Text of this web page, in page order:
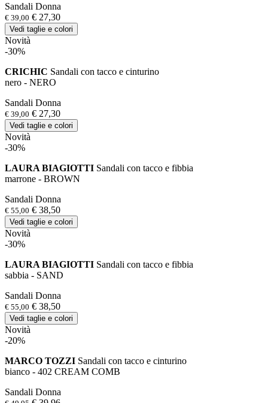
Sandali Donna
€ 39,00 € 27,30
Vedi taglie e colori
Novità
-30%
CRICHIC Sandali con tacco e cinturino
nero - NERO
Sandali Donna
€ 39,00 € 27,30
Vedi taglie e colori
Novità
-30%
LAURA BIAGIOTTI Sandali con tacco e fibbia
marrone - BROWN
Sandali Donna
€ 55,00 € 38,50
Vedi taglie e colori
Novità
-30%
LAURA BIAGIOTTI Sandali con tacco e fibbia
sabbia - SAND
Sandali Donna
€ 55,00 € 38,50
Vedi taglie e colori
Novità
-20%
MARCO TOZZI Sandali con tacco e cinturino
bianco - 402 CREAM COMB
Sandali Donna